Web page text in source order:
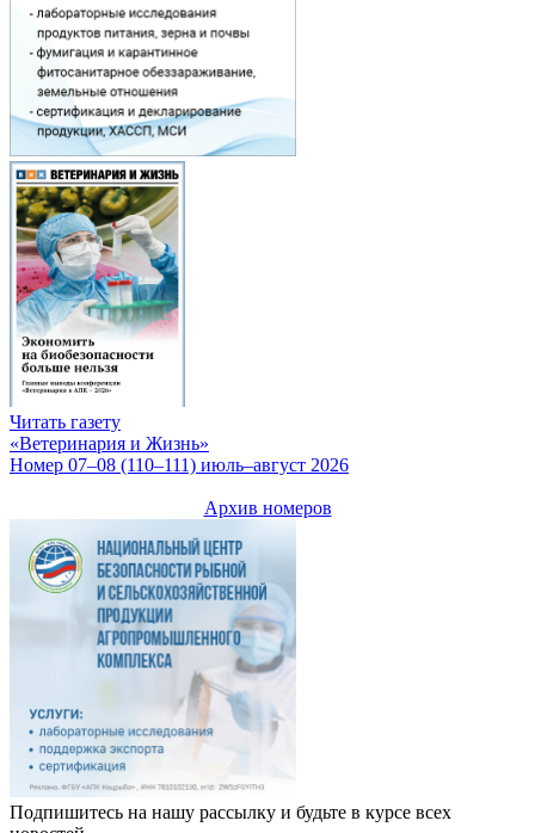
Читать газету
«Ветеринария и Жизнь»
Номер 07–08 (110–111) июль–август 2026
Архив номеров
Подпишитесь на нашу рассылку и будьте в курсе всех